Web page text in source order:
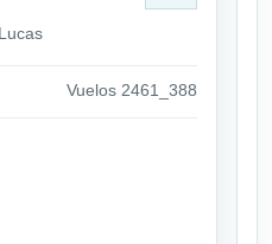
Vuelos 2461_388